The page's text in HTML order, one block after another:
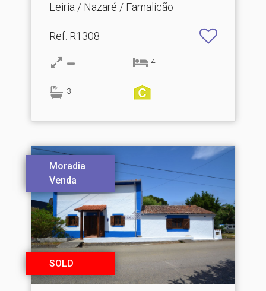
Leiria / Nazaré / Famalicão
Ref: R1308
4
3
Moradia
Venda
SOLD